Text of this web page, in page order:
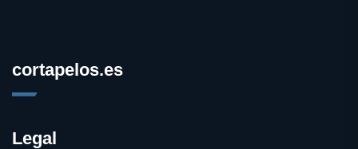
cortapelos.es
Legal